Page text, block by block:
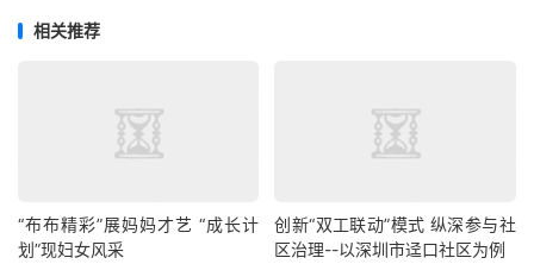
相关推荐
“布布精彩”展妈妈才艺 “成长计
划”现妇女风采
创新“双工联动”模式 纵深参与社
区治理--以深圳市迳口社区为例